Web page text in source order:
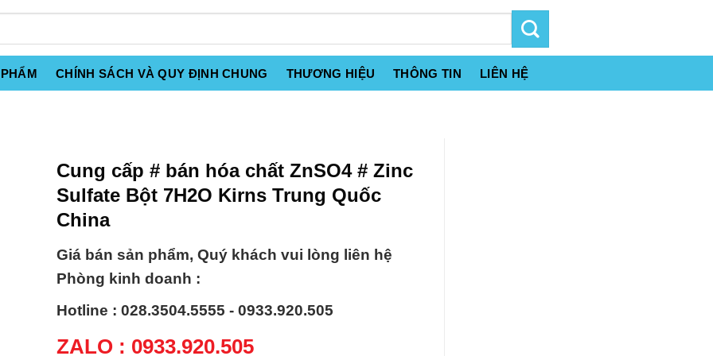
CHÍNH SÁCH VÀ QUY ĐỊNH CHUNG THƯƠNG HIỆU THÔNG TIN LIÊN HỆ
Cung cấp # bán hóa chất ZnSO4 # Zinc
Sulfate Bột 7H2O Kirns Trung Quốc
China
Giá bán sản phẩm, Quý khách vui lòng liên hệ
Phòng kinh doanh :
Hotline : 028.3504.5555 - 0933.920.505
ZALO : 0933.920.505